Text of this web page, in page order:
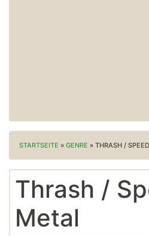
STARTSEITE » GENRE » THRASH /
Thrash /
Metal